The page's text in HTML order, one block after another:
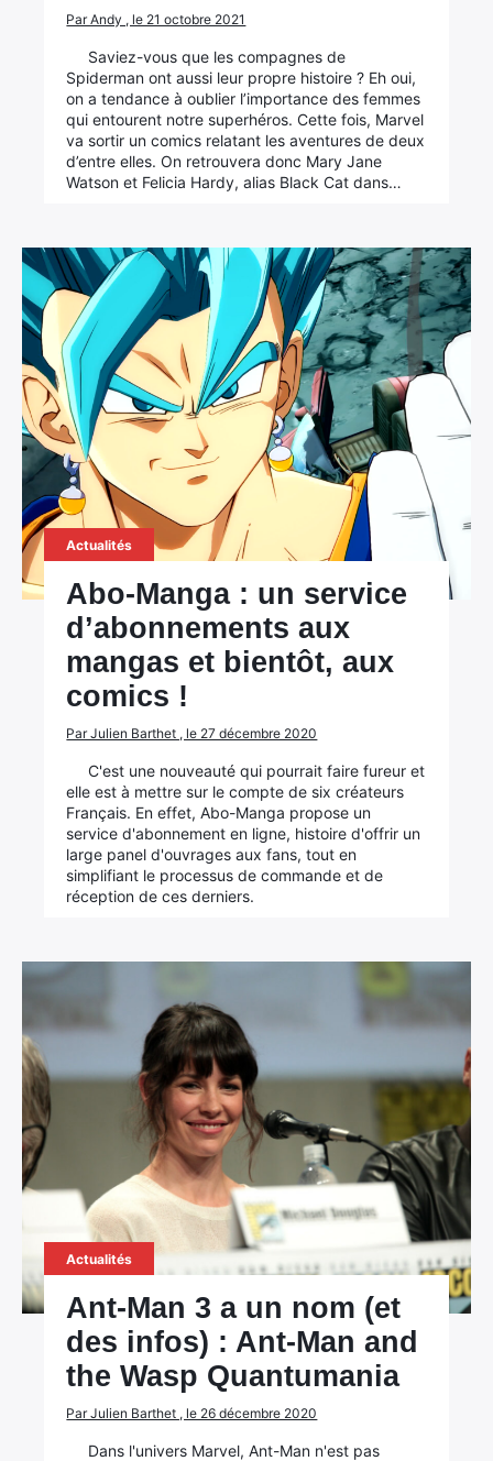
Par Andy , le 21 octobre 2021
Saviez-vous que les compagnes de
Spiderman ont aussi leur propre histoire ? Eh oui,
on a tendance à oublier l’importance des femmes
qui entourent notre superhéros. Cette fois, Marvel
va sortir un comics relatant les aventures de deux
d’entre elles. On retrouvera donc Mary Jane
Watson et Felicia Hardy, alias Black Cat dans…
Actualités
Abo-Manga : un service
d’abonnements aux
mangas et bientôt, aux
comics !
Par Julien Barthet , le 27 décembre 2020
C'est une nouveauté qui pourrait faire fureur et
elle est à mettre sur le compte de six créateurs
Français. En effet, Abo-Manga propose un
service d'abonnement en ligne, histoire d'offrir un
large panel d'ouvrages aux fans, tout en
simplifiant le processus de commande et de
réception de ces derniers.
Actualités
Ant-Man 3 a un nom (et
des infos) : Ant-Man and
the Wasp Quantumania
Par Julien Barthet , le 26 décembre 2020
Dans l'univers Marvel, Ant-Man n'est pas